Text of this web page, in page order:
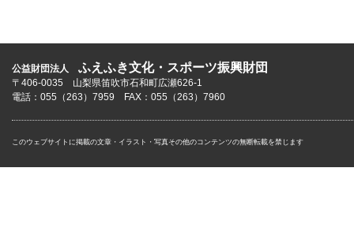
公益財団法人 ふえふき文化・スポーツ振興財団
〒406-0035 山梨県笛吹市石和町広瀬626-1
電話：055（263）7959 FAX：055（263）7960
このウェブサイトに掲載の文章・イラスト・写真その他のコンテンツの無断転載を禁じます